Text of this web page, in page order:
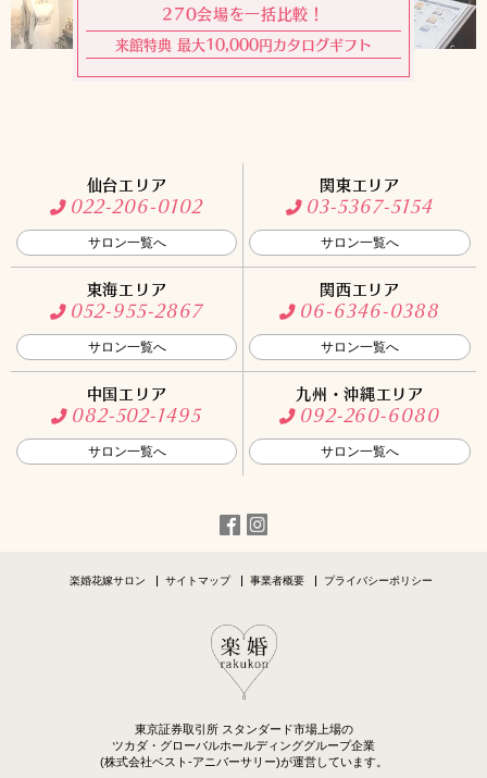
270会場を一括比較！
来館特典 最大10,000円カタログギフト
仙台エリア
022-206-0102
サロン一覧へ
関東エリア
03-5367-5154
サロン一覧へ
東海エリア
052-955-2867
サロン一覧へ
関西エリア
06-6346-0388
サロン一覧へ
中国エリア
082-502-1495
サロン一覧へ
九州・沖縄エリア
092-260-6080
サロン一覧へ
楽婚花嫁サロン サイトマップ 事業者概要 プライバシーポリシー
東京証券取引所 スタンダード市場上場の
ツカダ・グローバルホールディンググループ企業
(株式会社ベスト-アニバーサリー)が運営しています。